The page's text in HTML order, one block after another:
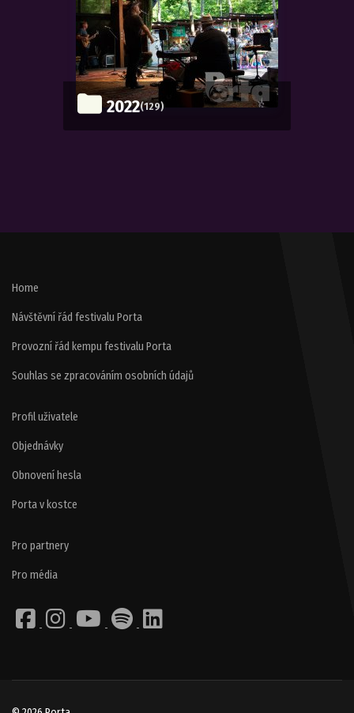
2022(129)
Home
Návštěvní řád festivalu Porta
Provozní řád kempu festivalu Porta
Souhlas se zpracováním osobních údajů
Profil uživatele
Objednávky
Obnovení hesla
Porta v kostce
Pro partnery
Pro média